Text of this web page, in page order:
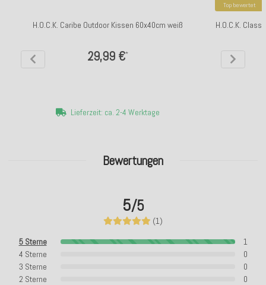
Bewertungen
5/5
(1)
5 Sterne
1
4 Sterne
0
3 Sterne
0
2 Sterne
0
H.O.C.K. Caribe Outdoor Kissen 60x40cm weiß
29,99 €*
Lieferzeit: ca. 2-4 Werktage
Top bewertet
H.O.C.K.